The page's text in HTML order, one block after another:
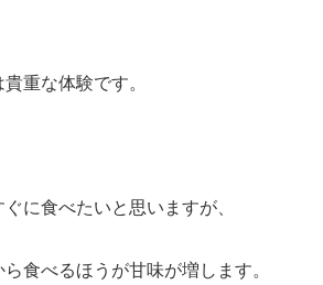
重な体験です。
に食べたいと思いますが、
食べるほうが甘味が増します。